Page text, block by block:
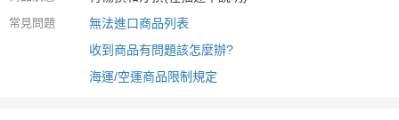
常見問題
無法進口商品列表
收到商品有問題該怎麼辦?
海運/空運商品限制規定